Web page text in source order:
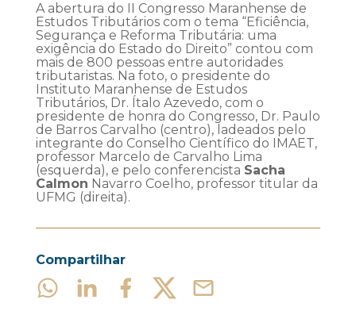
A abertura do II Congresso Maranhense de
Estudos Tributários com o tema “Eficiência,
Segurança e Reforma Tributária: uma
exigência do Estado do Direito” contou com
mais de 800 pessoas entre autoridades
tributaristas. Na foto, o presidente do
Instituto Maranhense de Estudos
Tributários, Dr. Ítalo Azevedo, com o
presidente de honra do Congresso, Dr. Paulo
de Barros Carvalho (centro), ladeados pelo
integrante do Conselho Científico do IMAET,
professor Marcelo de Carvalho Lima
(esquerda), e pelo conferencista Sacha
Calmon Navarro Coelho, professor titular da
UFMG (direita).
Compartilhar